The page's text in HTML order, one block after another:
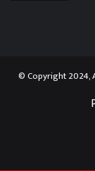
© Copyright 2024,